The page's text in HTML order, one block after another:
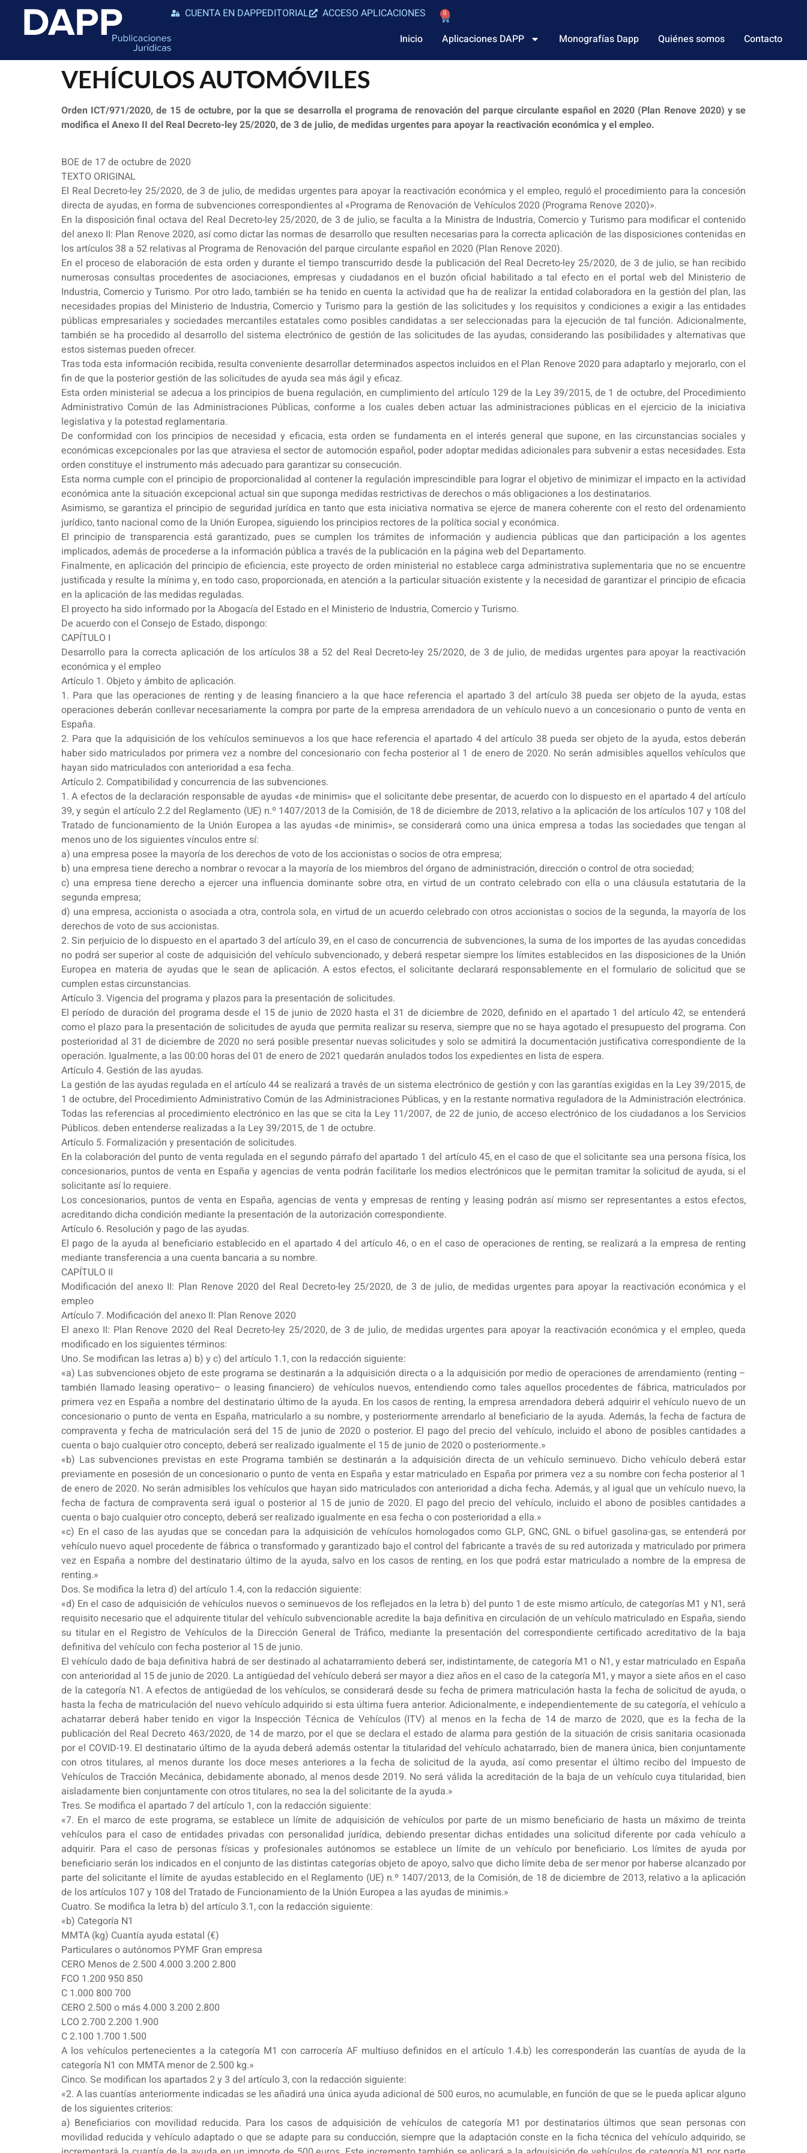
CUENTA EN DAPPEDITORIAL ACCESO APLICACIONES 0
Inicio Aplicaciones DAPP Monografías Dapp Quiénes somos Contacto
VEHÍCULOS AUTOMÓVILES
Orden ICT/971/2020, de 15 de octubre, por la que se desarrolla el programa de renovación del parque circulante español en 2020 (Plan Renove 2020) y se
modifica el Anexo II del Real Decreto-ley 25/2020, de 3 de julio, de medidas urgentes para apoyar la reactivación económica y el empleo.
BOE de 17 de octubre de 2020
TEXTO ORIGINAL
El Real Decreto-ley 25/2020, de 3 de julio, de medidas urgentes para apoyar la reactivación económica y el empleo, reguló el procedimiento para la concesión
directa de ayudas, en forma de subvenciones correspondientes al «Programa de Renovación de Vehículos 2020 (Programa Renove 2020)».
En la disposición final octava del Real Decreto-ley 25/2020, de 3 de julio, se faculta a la Ministra de Industria, Comercio y Turismo para modificar el contenido
del anexo II: Plan Renove 2020, así como dictar las normas de desarrollo que resulten necesarias para la correcta aplicación de las disposiciones contenidas en
los artículos 38 a 52 relativas al Programa de Renovación del parque circulante español en 2020 (Plan Renove 2020).
En el proceso de elaboración de esta orden y durante el tiempo transcurrido desde la publicación del Real Decreto-ley 25/2020, de 3 de julio, se han recibido
numerosas consultas procedentes de asociaciones, empresas y ciudadanos en el buzón oficial habilitado a tal efecto en el portal web del Ministerio de
Industria, Comercio y Turismo. Por otro lado, también se ha tenido en cuenta la actividad que ha de realizar la entidad colaboradora en la gestión del plan, las
necesidades propias del Ministerio de Industria, Comercio y Turismo para la gestión de las solicitudes y los requisitos y condiciones a exigir a las entidades
públicas empresariales y sociedades mercantiles estatales como posibles candidatas a ser seleccionadas para la ejecución de tal función. Adicionalmente,
también se ha procedido al desarrollo del sistema electrónico de gestión de las solicitudes de las ayudas, considerando las posibilidades y alternativas que
estos sistemas pueden ofrecer.
Tras toda esta información recibida, resulta conveniente desarrollar determinados aspectos incluidos en el Plan Renove 2020 para adaptarlo y mejorarlo, con el
fin de que la posterior gestión de las solicitudes de ayuda sea más ágil y eficaz.
Esta orden ministerial se adecua a los principios de buena regulación, en cumplimiento del artículo 129 de la Ley 39/2015, de 1 de octubre, del Procedimiento
Administrativo Común de las Administraciones Públicas, conforme a los cuales deben actuar las administraciones públicas en el ejercicio de la iniciativa
legislativa y la potestad reglamentaria.
De conformidad con los principios de necesidad y eficacia, esta orden se fundamenta en el interés general que supone, en las circunstancias sociales y
económicas excepcionales por las que atraviesa el sector de automoción español, poder adoptar medidas adicionales para subvenir a estas necesidades. Esta
orden constituye el instrumento más adecuado para garantizar su consecución.
Esta norma cumple con el principio de proporcionalidad al contener la regulación imprescindible para lograr el objetivo de minimizar el impacto en la actividad
económica ante la situación excepcional actual sin que suponga medidas restrictivas de derechos o más obligaciones a los destinatarios.
Asimismo, se garantiza el principio de seguridad jurídica en tanto que esta iniciativa normativa se ejerce de manera coherente con el resto del ordenamiento
jurídico, tanto nacional como de la Unión Europea, siguiendo los principios rectores de la política social y económica.
El principio de transparencia está garantizado, pues se cumplen los trámites de información y audiencia públicas que dan participación a los agentes
implicados, además de procederse a la información pública a través de la publicación en la página web del Departamento.
Finalmente, en aplicación del principio de eficiencia, este proyecto de orden ministerial no establece carga administrativa suplementaria que no se encuentre
justificada y resulte la mínima y, en todo caso, proporcionada, en atención a la particular situación existente y la necesidad de garantizar el principio de eficacia
en la aplicación de las medidas reguladas.
El proyecto ha sido informado por la Abogacía del Estado en el Ministerio de Industria, Comercio y Turismo.
De acuerdo con el Consejo de Estado, dispongo:
CAPÍTULO I
Desarrollo para la correcta aplicación de los artículos 38 a 52 del Real Decreto-ley 25/2020, de 3 de julio, de medidas urgentes para apoyar la reactivación
económica y el empleo
Artículo 1. Objeto y ámbito de aplicación.
1. Para que las operaciones de renting y de leasing financiero a la que hace referencia el apartado 3 del artículo 38 pueda ser objeto de la ayuda, estas
operaciones deberán conllevar necesariamente la compra por parte de la empresa arrendadora de un vehículo nuevo a un concesionario o punto de venta en
España.
2. Para que la adquisición de los vehículos seminuevos a los que hace referencia el apartado 4 del artículo 38 pueda ser objeto de la ayuda, estos deberán
haber sido matriculados por primera vez a nombre del concesionario con fecha posterior al 1 de enero de 2020. No serán admisibles aquellos vehículos que
hayan sido matriculados con anterioridad a esa fecha.
Artículo 2. Compatibilidad y concurrencia de las subvenciones.
1. A efectos de la declaración responsable de ayudas «de minimis» que el solicitante debe presentar, de acuerdo con lo dispuesto en el apartado 4 del artículo
39, y según el artículo 2.2 del Reglamento (UE) n.º 1407/2013 de la Comisión, de 18 de diciembre de 2013, relativo a la aplicación de los artículos 107 y 108 del
Tratado de funcionamiento de la Unión Europea a las ayudas «de minimis», se considerará como una única empresa a todas las sociedades que tengan al
menos uno de los siguientes vínculos entre sí:
a) una empresa posee la mayoría de los derechos de voto de los accionistas o socios de otra empresa;
b) una empresa tiene derecho a nombrar o revocar a la mayoría de los miembros del órgano de administración, dirección o control de otra sociedad;
c) una empresa tiene derecho a ejercer una influencia dominante sobre otra, en virtud de un contrato celebrado con ella o una cláusula estatutaria de la
segunda empresa;
d) una empresa, accionista o asociada a otra, controla sola, en virtud de un acuerdo celebrado con otros accionistas o socios de la segunda, la mayoría de los
derechos de voto de sus accionistas.
2. Sin perjuicio de lo dispuesto en el apartado 3 del artículo 39, en el caso de concurrencia de subvenciones, la suma de los importes de las ayudas concedidas
no podrá ser superior al coste de adquisición del vehículo subvencionado, y deberá respetar siempre los límites establecidos en las disposiciones de la Unión
Europea en materia de ayudas que le sean de aplicación. A estos efectos, el solicitante declarará responsablemente en el formulario de solicitud que se
cumplen estas circunstancias.
Artículo 3. Vigencia del programa y plazos para la presentación de solicitudes.
El período de duración del programa desde el 15 de junio de 2020 hasta el 31 de diciembre de 2020, definido en el apartado 1 del artículo 42, se entenderá
como el plazo para la presentación de solicitudes de ayuda que permita realizar su reserva, siempre que no se haya agotado el presupuesto del programa. Con
posterioridad al 31 de diciembre de 2020 no será posible presentar nuevas solicitudes y solo se admitirá la documentación justificativa correspondiente de la
operación. Igualmente, a las 00:00 horas del 01 de enero de 2021 quedarán anulados todos los expedientes en lista de espera.
Artículo 4. Gestión de las ayudas.
La gestión de las ayudas regulada en el artículo 44 se realizará a través de un sistema electrónico de gestión y con las garantías exigidas en la Ley 39/2015, de
1 de octubre, del Procedimiento Administrativo Común de las Administraciones Públicas, y en la restante normativa reguladora de la Administración electrónica.
Todas las referencias al procedimiento electrónico en las que se cita la Ley 11/2007, de 22 de junio, de acceso electrónico de los ciudadanos a los Servicios
Públicos. deben entenderse realizadas a la Ley 39/2015, de 1 de octubre.
Artículo 5. Formalización y presentación de solicitudes.
En la colaboración del punto de venta regulada en el segundo párrafo del apartado 1 del artículo 45, en el caso de que el solicitante sea una persona física, los
concesionarios, puntos de venta en España y agencias de venta podrán facilitarle los medios electrónicos que le permitan tramitar la solicitud de ayuda, si el
solicitante así lo requiere.
Los concesionarios, puntos de venta en España, agencias de venta y empresas de renting y leasing podrán así mismo ser representantes a estos efectos,
acreditando dicha condición mediante la presentación de la autorización correspondiente.
Artículo 6. Resolución y pago de las ayudas.
El pago de la ayuda al beneficiario establecido en el apartado 4 del artículo 46, o en el caso de operaciones de renting, se realizará a la empresa de renting
mediante transferencia a una cuenta bancaria a su nombre.
CAPÍTULO II
Modificación del anexo II: Plan Renove 2020 del Real Decreto-ley 25/2020, de 3 de julio, de medidas urgentes para apoyar la reactivación económica y el
empleo
Artículo 7. Modificación del anexo II: Plan Renove 2020
El anexo II: Plan Renove 2020 del Real Decreto-ley 25/2020, de 3 de julio, de medidas urgentes para apoyar la reactivación económica y el empleo, queda
modificado en los siguientes términos:
Uno. Se modifican las letras a) b) y c) del artículo 1.1, con la redacción siguiente:
«a) Las subvenciones objeto de este programa se destinarán a la adquisición directa o a la adquisición por medio de operaciones de arrendamiento (renting –
también llamado leasing operativo– o leasing financiero) de vehículos nuevos, entendiendo como tales aquellos procedentes de fábrica, matriculados por
primera vez en España a nombre del destinatario último de la ayuda. En los casos de renting, la empresa arrendadora deberá adquirir el vehículo nuevo de un
concesionario o punto de venta en España, matricularlo a su nombre, y posteriormente arrendarlo al beneficiario de la ayuda. Además, la fecha de factura de
compraventa y fecha de matriculación será del 15 de junio de 2020 o posterior. El pago del precio del vehículo, incluido el abono de posibles cantidades a
cuenta o bajo cualquier otro concepto, deberá ser realizado igualmente el 15 de junio de 2020 o posteriormente.»
«b) Las subvenciones previstas en este Programa también se destinarán a la adquisición directa de un vehículo seminuevo. Dicho vehículo deberá estar
previamente en posesión de un concesionario o punto de venta en España y estar matriculado en España por primera vez a su nombre con fecha posterior al 1
de enero de 2020. No serán admisibles los vehículos que hayan sido matriculados con anterioridad a dicha fecha. Además, y al igual que un vehículo nuevo, la
fecha de factura de compraventa será igual o posterior al 15 de junio de 2020. El pago del precio del vehículo, incluido el abono de posibles cantidades a
cuenta o bajo cualquier otro concepto, deberá ser realizado igualmente en esa fecha o con posterioridad a ella.»
«c) En el caso de las ayudas que se concedan para la adquisición de vehículos homologados como GLP, GNC, GNL o bifuel gasolina-gas, se entenderá por
vehículo nuevo aquel procedente de fábrica o transformado y garantizado bajo el control del fabricante a través de su red autorizada y matriculado por primera
vez en España a nombre del destinatario último de la ayuda, salvo en los casos de renting, en los que podrá estar matriculado a nombre de la empresa de
renting.»
Dos. Se modifica la letra d) del artículo 1.4, con la redacción siguiente:
«d) En el caso de adquisición de vehículos nuevos o seminuevos de los reflejados en la letra b) del punto 1 de este mismo artículo, de categorías M1 y N1, será
requisito necesario que el adquirente titular del vehículo subvencionable acredite la baja definitiva en circulación de un vehículo matriculado en España, siendo
su titular en el Registro de Vehículos de la Dirección General de Tráfico, mediante la presentación del correspondiente certificado acreditativo de la baja
definitiva del vehículo con fecha posterior al 15 de junio.
El vehículo dado de baja definitiva habrá de ser destinado al achatarramiento deberá ser, indistintamente, de categoría M1 o N1, y estar matriculado en España
con anterioridad al 15 de junio de 2020. La antigüedad del vehículo deberá ser mayor a diez años en el caso de la categoría M1, y mayor a siete años en el caso
de la categoría N1. A efectos de antigüedad de los vehículos, se considerará desde su fecha de primera matriculación hasta la fecha de solicitud de ayuda, o
hasta la fecha de matriculación del nuevo vehículo adquirido si esta última fuera anterior. Adicionalmente, e independientemente de su categoría, el vehículo a
achatarrar deberá haber tenido en vigor la Inspección Técnica de Vehículos (ITV) al menos en la fecha de 14 de marzo de 2020, que es la fecha de la
publicación del Real Decreto 463/2020, de 14 de marzo, por el que se declara el estado de alarma para gestión de la situación de crisis sanitaria ocasionada
por el COVID-19. El destinatario último de la ayuda deberá además ostentar la titularidad del vehículo achatarrado, bien de manera única, bien conjuntamente
con otros titulares, al menos durante los doce meses anteriores a la fecha de solicitud de la ayuda, así como presentar el último recibo del Impuesto de
Vehículos de Tracción Mecánica, debidamente abonado, al menos desde 2019. No será válida la acreditación de la baja de un vehículo cuya titularidad, bien
aisladamente bien conjuntamente con otros titulares, no sea la del solicitante de la ayuda.»
Tres. Se modifica el apartado 7 del artículo 1, con la redacción siguiente:
«7. En el marco de este programa, se establece un límite de adquisición de vehículos por parte de un mismo beneficiario de hasta un máximo de treinta
vehículos para el caso de entidades privadas con personalidad jurídica, debiendo presentar dichas entidades una solicitud diferente por cada vehículo a
adquirir. Para el caso de personas físicas y profesionales autónomos se establece un límite de un vehículo por beneficiario. Los límites de ayuda por
beneficiario serán los indicados en el conjunto de las distintas categorías objeto de apoyo, salvo que dicho límite deba de ser menor por haberse alcanzado por
parte del solicitante el límite de ayudas establecido en el Reglamento (UE) n.º 1407/2013, de la Comisión, de 18 de diciembre de 2013, relativo a la aplicación
de los artículos 107 y 108 del Tratado de Funcionamiento de la Unión Europea a las ayudas de minimis.»
Cuatro. Se modifica la letra b) del artículo 3.1, con la redacción siguiente:
«b) Categoría N1
MMTA (kg) Cuantía ayuda estatal (€)
Particulares o autónomos PYMF Gran empresa
CERO Menos de 2.500 4.000 3.200 2.800
FCO 1.200 950 850
C 1.000 800 700
CERO 2.500 o más 4.000 3.200 2.800
LCO 2.700 2.200 1.900
C 2.100 1.700 1.500
A los vehículos pertenecientes a la categoría M1 con carrocería AF multiuso definidos en el artículo 1.4.b) les corresponderán las cuantías de ayuda de la
categoría N1 con MMTA menor de 2.500 kg.»
Cinco. Se modifican los apartados 2 y 3 del artículo 3, con la redacción siguiente:
«2. A las cuantías anteriormente indicadas se les añadirá una única ayuda adicional de 500 euros, no acumulable, en función de que se le pueda aplicar alguno
de los siguientes criterios:
a) Beneficiarios con movilidad reducida. Para los casos de adquisición de vehículos de categoría M1 por destinatarios últimos que sean personas con
movilidad reducida y vehículo adaptado o que se adapte para su conducción, siempre que la adaptación conste en la ficha técnica del vehículo adquirido, se